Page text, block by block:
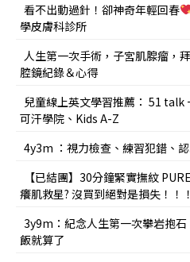
看不出動過針！卻神奇年輕回春
學皮膚科診所
人生第一次手術，子宮肌腺瘤，
腔鏡紀錄＆心得
兒童線上英文學習推薦： 51
可汗學院、Kids A-Z
4y3m ：視力檢查、練習犯錯、
【已結團】30分鐘緊實撫紋
癢肌救星? 沒買到絕對是損失！！！
3y9m：紀念人生第一次攀岩抱
飯就算了